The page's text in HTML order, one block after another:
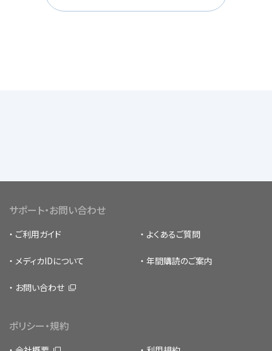
サポート・お問い合わせ
ご利用ガイド よくあるご質問
メディカIDについて 年間購読のご案内
お問い合わせ
ポリシー・規約